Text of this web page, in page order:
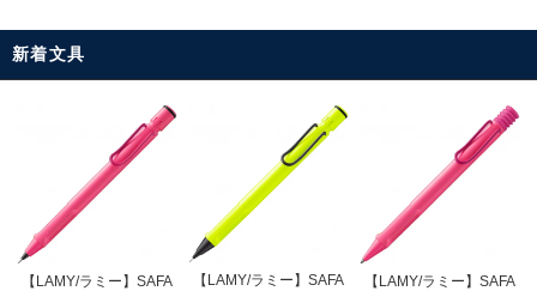
新着文具
【LAMY/ラミー】SAFA
【LAMY/ラミー】SAFA
【LAMY/ラミー】SAFA